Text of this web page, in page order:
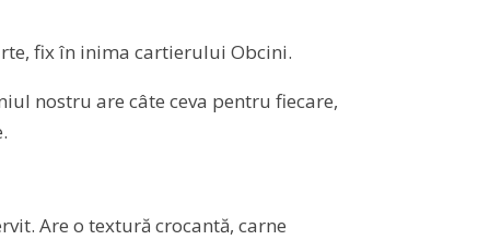
fix în inima cartierului Obcini.
nostru are câte ceva pentru fiecare,
Are o textură crocantă, carne